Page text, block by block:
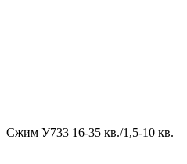
Сжим У733 16-35 кв./1,5-10 кв.